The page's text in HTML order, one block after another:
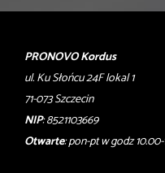
PRONOVO Kordus
ul. Ku Słońcu 24F lokal 1
71-073 Szczecin
NIP: 8521103669
Otwarte: pon-pt w godz